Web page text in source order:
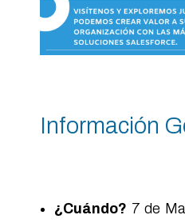
Información
¿Cuándo? 7 de